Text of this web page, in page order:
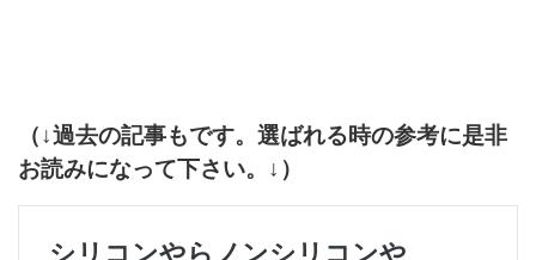
（↓過去の記事もです。選ばれる時の参考に是非
お読みになって下さい。↓）